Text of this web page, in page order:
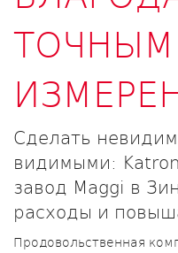
ТОЧНЫМ
Сделать
видимыми:
завод Maggi в
расходы и
Продовольственная